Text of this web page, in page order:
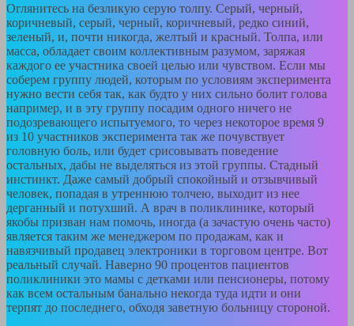
Оглянитесь на безликую серую толпу. Серый, черный,
коричневый, серый, черный, коричневый, редко синий,
зеленый, и, почти никогда, желтый и красный. Толпа, или
масса, обладает своим коллективным разумом, заряжая
каждого ее участника своей целью или чувством. Если мы
соберем группу людей, которым по условиям эксперимента
нужно вести себя так, как будто у них сильно болит голова
например, и в эту группу посадим одного ничего не
подозревающего испытуемого, то через некоторое время 9
из 10 участников эксперимента так же почувствует
головную боль, или будет срисовывать поведение
остальных, дабы не выделяться из этой группы. Стадный
инстинкт. Даже самый добрый спокойный и отзывчивый
человек, попадая в утреннюю толчею, выходит из нее
дерганный и потухший. А врач в поликлинике, который
якобы призван нам помочь, иногда (а зачастую очень часто)
является таким же менеджером по продажам, как и
навязчивый продавец электроники в торговом центре. Вот
реальный случай. Наверно 90 процентов пациентов
поликлиники это мамы с детками или пенсионеры, потому
как всем остальным банально некогда туда идти и они
терпят до последнего, обходя заветную больницу стороной.